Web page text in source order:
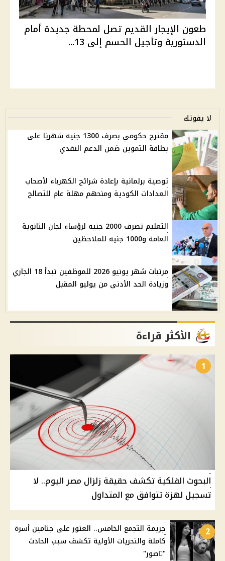
طعون الإيجار القديم تصل لمحطة جديدة أمام
الدستورية وتأجيل الحسم إلى 13...
لا يفوتك
مقترح حكومي بصرف 1300 جنيه شهريًا على
بطاقة التموين ضمن الدعم النقدي
توصية برلمانية بإعادة شرائح الكهرباء لأصحاب
العدادات الكودية ومنحهم مهلة عام للتصالح
التعليم تصرف 2000 جنيه لرؤساء لجان الثانوية
العامة و1000 جنيه للملاحظين
مرتبات شهر يونيو 2026 للموظفين تبدأ 18 الجاري
وزيادة الحد الأدنى من يوليو المقبل
الأكثر قراءة
1
البحوث الفلكية تكشف حقيقة زلزال مصر اليوم.. لا
تسجيل لهزة تتوافق مع المتداول
2
جريمة التجمع الخامس.. العثور على جثامين أسرة
كاملة والتحريات الأولية تكشف سبب الحادث
"ًصور"